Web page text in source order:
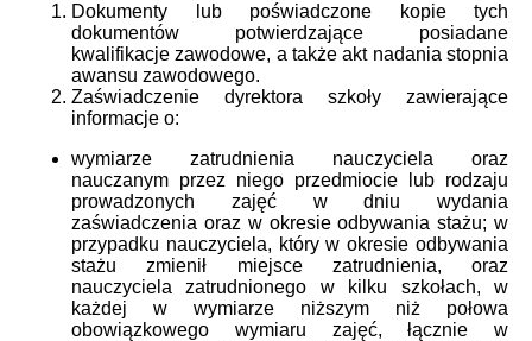
Dokumenty lub poświadczone kopie tych
dokumentów potwierdzające posiadane
kwalifikacje zawodowe, a także akt nadania stopnia
awansu zawodowego.
Zaświadczenie dyrektora szkoły zawierające
informacje o:
wymiarze zatrudnienia nauczyciela oraz
nauczanym przez niego przedmiocie lub rodzaju
prowadzonych zajęć w dniu wydania
zaświadczenia oraz w okresie odbywania stażu; w
przypadku nauczyciela, który w okresie odbywania
stażu zmienił miejsce zatrudnienia, oraz
nauczyciela zatrudnionego w kilku szkołach, w
każdej w wymiarze niższym niż połowa
obowiązkowego wymiaru zajęć, łącznie w